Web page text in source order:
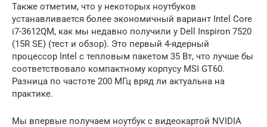
Также отметим, что у некоторых ноутбуков
устанавливается более экономичный вариант Intel Core
i7-3612QM, как мы недавно получили у Dell Inspiron 7520
(15R SE) (тест и обзор). Это первый 4-ядерный
процессор Intel с тепловым пакетом 35 Вт, что лучше бы
соответствовало компактному корпусу MSI GT60.
Разница по частоте 200 МГц вряд ли актуальна на
практике.
Мы впервые получаем ноутбук с видеокартой NVIDIA